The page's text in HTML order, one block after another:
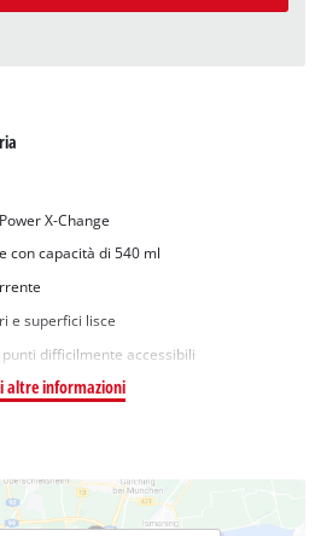
X-Change
con capacità di 540 ml
e superfici lisce
difficilmente accessibili
altre informazioni